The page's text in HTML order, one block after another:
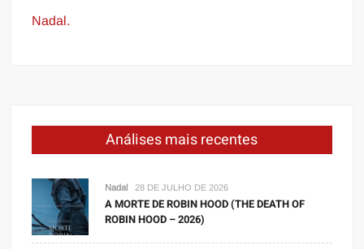
Nadal.
Análises mais recentes
Nadal 28 DE JULHO DE 2026
A MORTE DE ROBIN HOOD (THE DEATH OF
ROBIN HOOD – 2026)